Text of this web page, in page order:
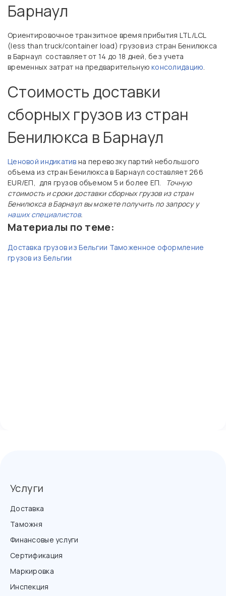
Барнаул
Ориентировочное транзитное время прибытия LTL/LCL
(less than truck/container load) грузов из стран Бенилюкса
в Барнаул составляет от 14 до 18 дней, без учета
временных затрат на предварительнуюконсолидацию.
Стоимость доставки
сборных грузов из стран
Бенилюкса в Барнаул
Ценовой индикатив на перевозку партий небольшого
объема из стран Бенилюкса в Барнаул составляет 266
EUR/ЕП, для грузов объемом 5 и более ЕП. Точную
стоимость и сроки доставки сборных грузов из стран
Бенилюкса в Барнаул вы можете получить по запросу у
наших специалистов.
Материалы по теме:
Доставка грузов из Бельгии Таможенное оформление
грузов из Бельгии
Услуги
Доставка
Таможня
Финансовые услуги
Сертификация
Маркировка
Инспекция